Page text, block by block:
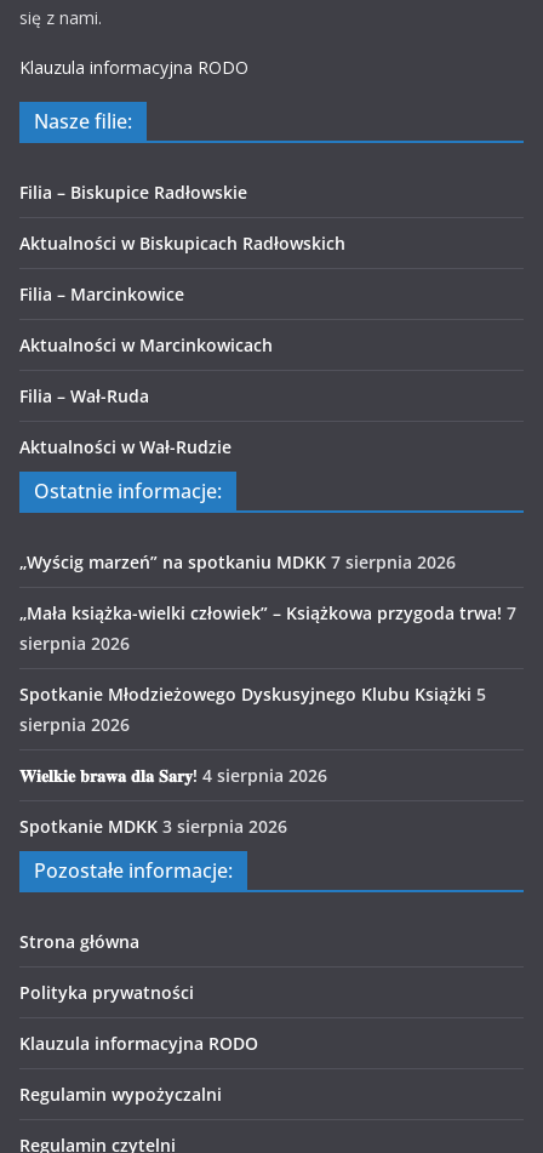
się z nami.
Klauzula informacyjna RODO
Nasze filie:
Filia – Biskupice Radłowskie
Aktualności w Biskupicach Radłowskich
Filia – Marcinkowice
Aktualności w Marcinkowicach
Filia – Wał-Ruda
Aktualności w Wał-Rudzie
Ostatnie informacje:
„Wyścig marzeń” na spotkaniu MDKK 7 sierpnia 2026
„Mała książka-wielki człowiek” – Książkowa przygoda trwa! 7
sierpnia 2026
Spotkanie Młodzieżowego Dyskusyjnego Klubu Książki 5
sierpnia 2026
𝐖𝐢𝐞𝐥𝐤𝐢𝐞 𝐛𝐫𝐚𝐰𝐚 𝐝𝐥𝐚 𝐒𝐚𝐫𝐲! 4 sierpnia 2026
Spotkanie MDKK 3 sierpnia 2026
Pozostałe informacje:
Strona główna
Polityka prywatności
Klauzula informacyjna RODO
Regulamin wypożyczalni
Regulamin czytelni